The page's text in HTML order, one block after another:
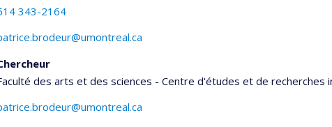
343-2164
des arts et des sciences - Centre d'études et de recherches